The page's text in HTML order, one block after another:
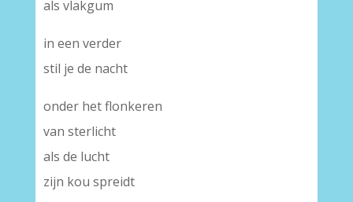
als vlakgum
in een verder
stil je de nacht
onder het flonkeren
van sterlicht
als de lucht
zijn kou spreidt